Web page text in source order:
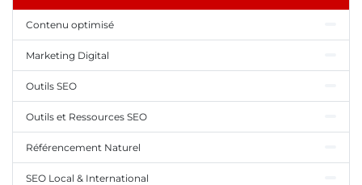
Contenu optimisé
Marketing Digital
Outils SEO
Outils et Ressources SEO
Référencement Naturel
SEO Local & International